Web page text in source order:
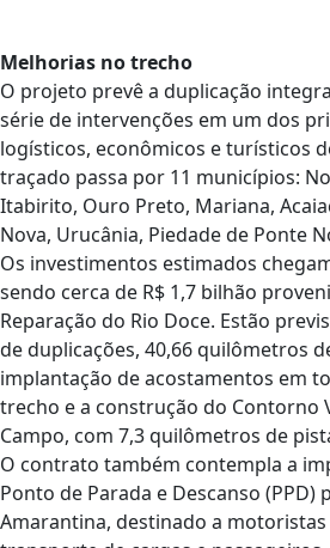
Melhorias no trecho
O projeto prevê a duplicação
série de intervenções em um dos
logísticos, econômicos e turísticos
traçado passa por 11 municípios:
Itabirito, Ouro Preto, Mariana,
Nova, Urucânia, Piedade de Ponte
Os investimentos estimados
sendo cerca de R$ 1,7 bilhão
Reparação do Rio Doce. Estão
de duplicações, 40,66 quilômetros
implantação de acostamentos em
trecho e a construção do Contorno
Campo, com 7,3 quilômetros de
O contrato também contempla a
Ponto de Parada e Descanso
Amarantina, destinado a